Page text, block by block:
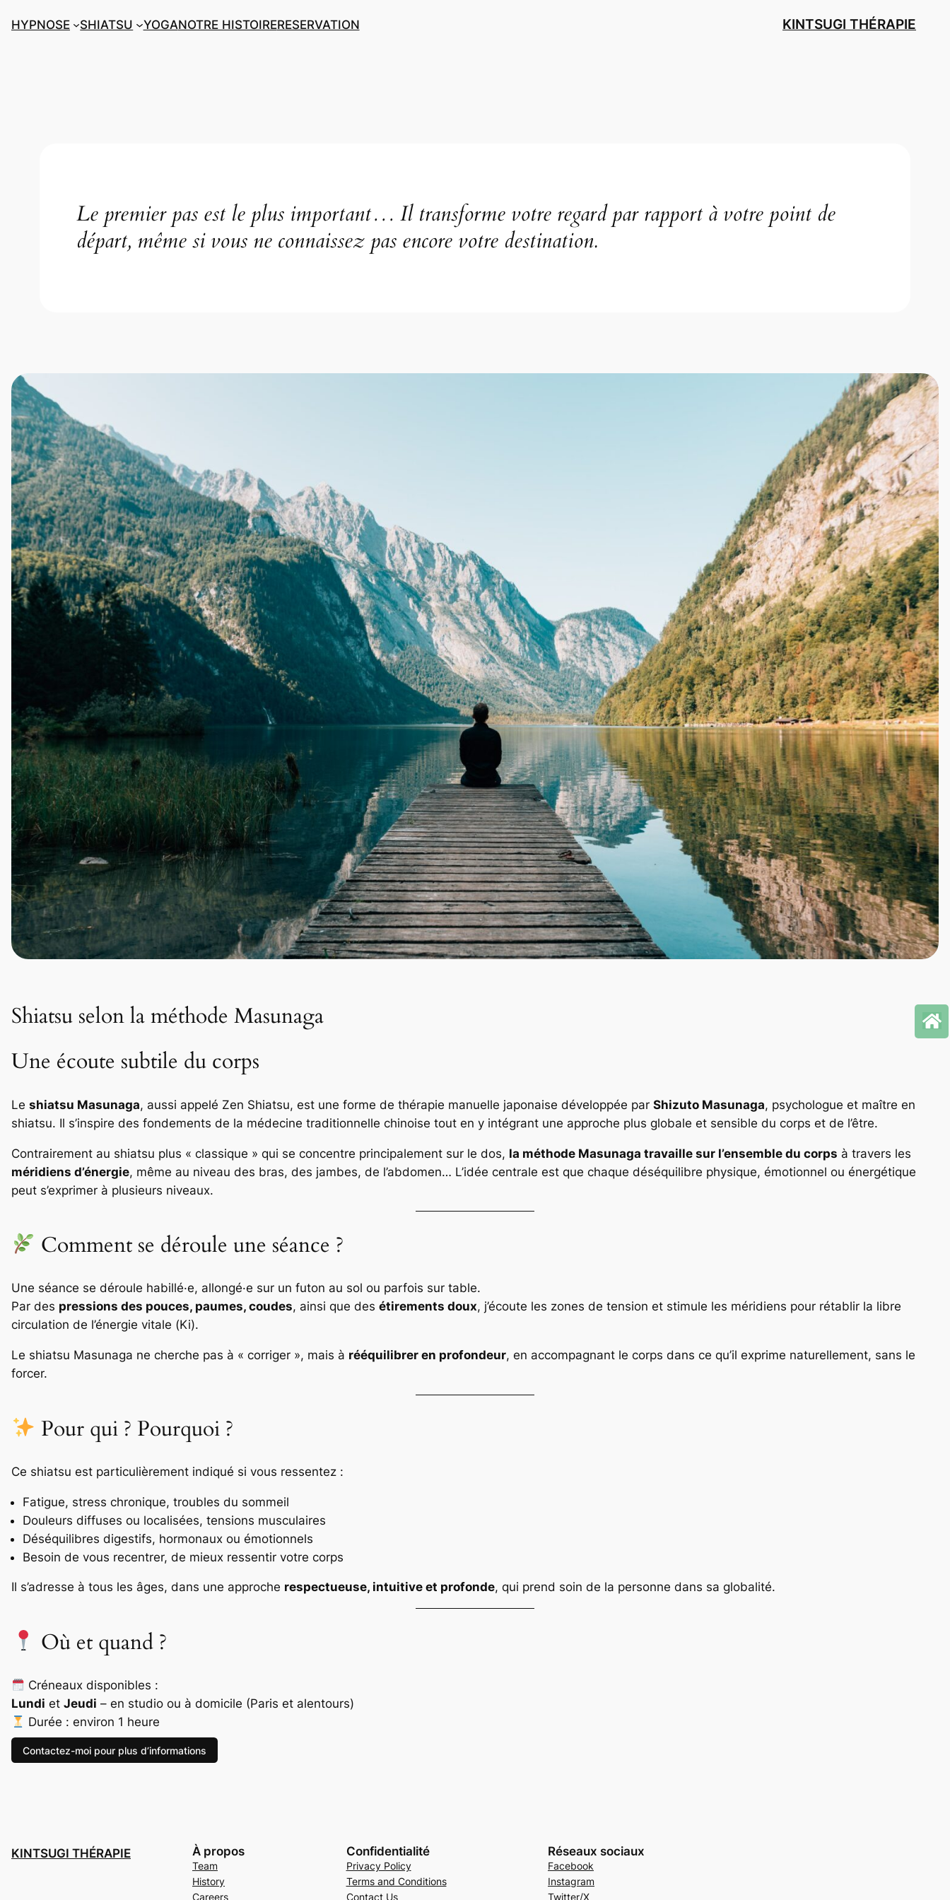
auHYPNOSE SHIATSU YOGANOTRE HISTOIRERESERVATION KINTSUGI THÉRAPIE
Le premier pas est le plus important… Il transforme votre regard par rapport à votre point de
départ, même si vous ne connaissez pas encore votre destination.
Shiatsu selon la méthode Masunaga
Une écoute subtile du corps
Le shiatsu Masunaga, aussi appelé Zen Shiatsu, est une forme de thérapie manuelle japonaise développée par Shizuto Masunaga, psychologue et maître en
shiatsu. Il s’inspire des fondements de la médecine traditionnelle chinoise tout en y intégrant une approche plus globale et sensible du corps et de l’être.
Contrairement au shiatsu plus « classique » qui se concentre principalement sur le dos, la méthode Masunaga travaille sur l’ensemble du corps à travers les
méridiens d’énergie, même au niveau des bras, des jambes, de l’abdomen… L’idée centrale est que chaque déséquilibre physique, émotionnel ou énergétique
peut s’exprimer à plusieurs niveaux.
Comment se déroule une séance ?
Une séance se déroule habillé·e, allongé·e sur un futon au sol ou parfois sur table.
Par des pressions des pouces, paumes, coudes, ainsi que des étirements doux, j’écoute les zones de tension et stimule les méridiens pour rétablir la libre
circulation de l’énergie vitale (Ki).
Le shiatsu Masunaga ne cherche pas à « corriger », mais à rééquilibrer en profondeur, en accompagnant le corps dans ce qu’il exprime naturellement, sans le
forcer.
Pour qui ? Pourquoi ?
Ce shiatsu est particulièrement indiqué si vous ressentez :
Fatigue, stress chronique, troubles du sommeil
Douleurs diffuses ou localisées, tensions musculaires
Déséquilibres digestifs, hormonaux ou émotionnels
Besoin de vous recentrer, de mieux ressentir votre corps
Il s’adresse à tous les âges, dans une approche respectueuse, intuitive et profonde, qui prend soin de la personne dans sa globalité.
Où et quand ?
Créneaux disponibles :
Lundi et Jeudi – en studio ou à domicile (Paris et alentours)
Durée : environ 1 heure
Contactez-moi pour plus d’informations
KINTSUGI THÉRAPIE À propos
Team
History
Careers
Confidentialité
Privacy Policy
Terms and Conditions
Contact Us
Réseaux sociaux
Facebook
Instagram
Twitter/X